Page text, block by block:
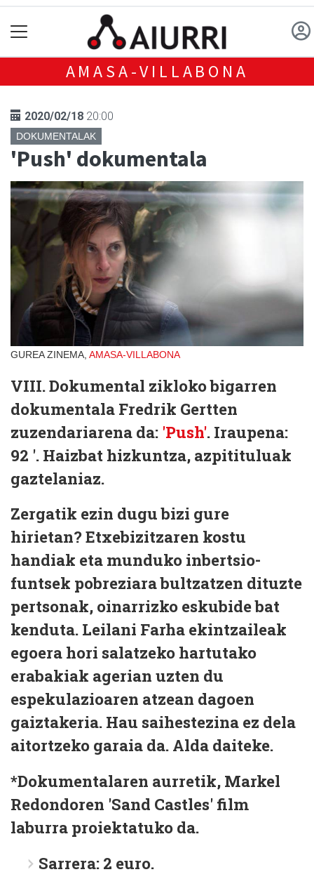
AMASA-VILLABONA
2020/02/18 20:00
DOKUMENTALAK
'Push' dokumentala
GUREA ZINEMA, AMASA-VILLABONA
VIII. Dokumental zikloko bigarren
dokumentala Fredrik Gertten
zuzendariarena da: 'Push'. Iraupena:
92 '. Haizbat hizkuntza, azpitituluak
gaztelaniaz.
Zergatik ezin dugu bizi gure
hirietan? Etxebizitzaren kostu
handiak eta munduko inbertsio-
funtsek pobreziara bultzatzen dituzte
pertsonak, oinarrizko eskubide bat
kenduta. Leilani Farha ekintzaileak
egoera hori salatzeko hartutako
erabakiak agerian uzten du
espekulazioaren atzean dagoen
gaiztakeria. Hau saihestezina ez dela
aitortzeko garaia da. Alda daiteke.
*Dokumentalaren aurretik, Markel
Redondoren 'Sand Castles' film
laburra proiektatuko da.
Sarrera: 2 euro.